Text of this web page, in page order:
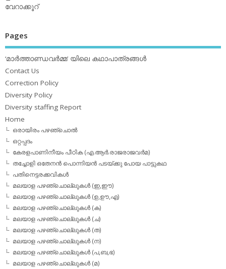
വേറാക്കൂറ്
Pages
‘മാര്‍ത്താണ്ഡവര്‍മ്മ’ യിലെ കഥാപാത്രങ്ങള്‍
Contact Us
Correction Policy
Diversity Policy
Diversity staffing Report
Home
ഒരായിരം പഴഞ്ചൊല്‍
ഒറ്റപ്പദം
കേരളപാണിനീയം പീഠിക (എ.ആര്‍.രാജരാജവര്‍മ)
തച്ചോളി ഒതേനൻ പൊന്നിയൻ പടയ്‌ക്കു പോയ പാട്ടുകഥ
പതിനെട്ടരക്കവികള്‍
മലയാള പഴഞ്ചൊല്ലുകള്‍ (ഇ,ഈ)
മലയാള പഴഞ്ചൊല്ലുകള്‍ (ഉ,ഊ,എ)
മലയാള പഴഞ്ചൊല്ലുകള്‍ (ക)
മലയാള പഴഞ്ചൊല്ലുകള്‍ (ച)
മലയാള പഴഞ്ചൊല്ലുകള്‍ (ത)
മലയാള പഴഞ്ചൊല്ലുകള്‍ (ന)
മലയാള പഴഞ്ചൊല്ലുകള്‍ (പ,ബ,ഭ)
മലയാള പഴഞ്ചൊല്ലുകള്‍ (മ)